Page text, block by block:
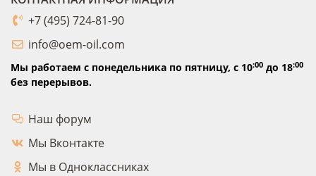
+7 (495) 724-81-90
info@oem-oil.com
Мы работаем с понедельника по пятницу, с 10:00 до 18:00
без перерывов.
Наш форум
Мы Вконтакте
Мы в Одноклассниках